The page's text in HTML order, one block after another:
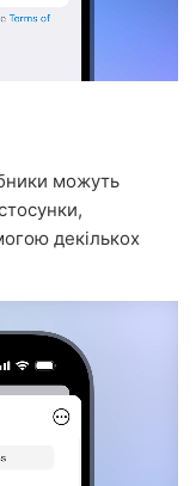
можуть
декількох